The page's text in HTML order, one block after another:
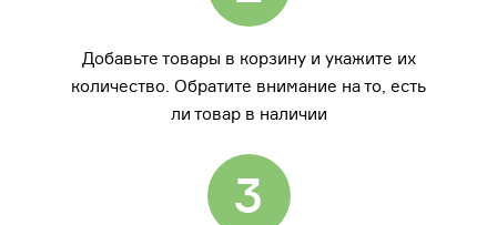
Добавьте товары в корзину и укажите их
количество. Обратите внимание на то, есть
ли товар в наличии
3